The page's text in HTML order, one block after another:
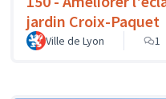
jardin Croix-Paquet
Ville de Lyon 1